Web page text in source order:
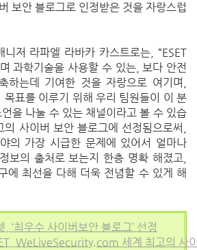
보안 블로그로 인정받은 것을 자랑스럽
저 라파엘 라바카 카스트로는, “ESET
과학기술을 사용할 수 있는, 보다 안전
하는데 기여한 것을 자랑으로 여기며,
표를 이루기 위해 우리 팀원들이 이 분
을 나눌 수 있는 채널이라고 볼 수 있습
의 사이버 보안 블로그에 선정됨으로써,
의 가장 시급한 문제에 있어서 얼마나
보의 출처로 보는지 한층 명확 해졌고,
에 최선을 다해 더욱 전념할 수 있게 해
, ‘최우수 사이버보안 블로그’ 선정
WeLiveSecurity.com 세계 최고의 사